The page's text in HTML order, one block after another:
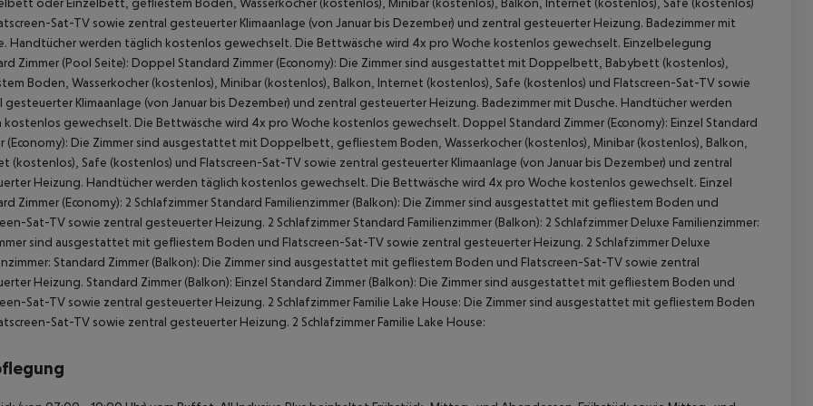
Sat-TV sowie zentral gesteuerter Klimaanlage (von Januar bis Dezember) und zentral gesteuerter Heizung. Badezimmer mit
Handtücher werden täglich kostenlos gewechselt. Die Bettwäsche wird 4x pro Woche kostenlos gewechselt. Einzelbelegung
Zimmer (Pool Seite): Doppel Standard Zimmer (Economy): Die Zimmer sind ausgestattet mit Doppelbett, Babybett (kostenlos),
Boden, Wasserkocher (kostenlos), Minibar (kostenlos), Balkon, Internet (kostenlos), Safe (kostenlos) und Flatscreen-Sat-TV sowie
gesteuerter Klimaanlage (von Januar bis Dezember) und zentral gesteuerter Heizung. Badezimmer mit Dusche. Handtücher werden
kostenlos gewechselt. Die Bettwäsche wird 4x pro Woche kostenlos gewechselt. Doppel Standard Zimmer (Economy): Einzel Standard
(Economy): Die Zimmer sind ausgestattet mit Doppelbett, gefliestem Boden, Wasserkocher (kostenlos), Minibar (kostenlos), Balkon,
(kostenlos), Safe (kostenlos) und Flatscreen-Sat-TV sowie zentral gesteuerter Klimaanlage (von Januar bis Dezember) und zentral
Heizung. Handtücher werden täglich kostenlos gewechselt. Die Bettwäsche wird 4x pro Woche kostenlos gewechselt. Einzel
Zimmer (Economy): 2 Schlafzimmer Standard Familienzimmer (Balkon): Die Zimmer sind ausgestattet mit gefliestem Boden und
Sat-TV sowie zentral gesteuerter Heizung. 2 Schlafzimmer Standard Familienzimmer (Balkon): 2 Schlafzimmer Deluxe Familienzimmer:
sind ausgestattet mit gefliestem Boden und Flatscreen-Sat-TV sowie zentral gesteuerter Heizung. 2 Schlafzimmer Deluxe
Standard Zimmer (Balkon): Die Zimmer sind ausgestattet mit gefliestem Boden und Flatscreen-Sat-TV sowie zentral
Heizung. Standard Zimmer (Balkon): Einzel Standard Zimmer (Balkon): Die Zimmer sind ausgestattet mit gefliestem Boden und
Sat-TV sowie zentral gesteuerter Heizung. 2 Schlafzimmer Familie Lake House: Die Zimmer sind ausgestattet mit gefliestem Boden
Sat-TV sowie zentral gesteuerter Heizung. 2 Schlafzimmer Familie Lake House: